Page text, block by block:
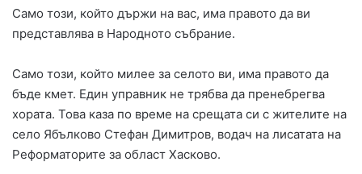
Само този, който държи на вас, има правото да ви
представлява в Народното събрание.
Само този, който милее за селото ви, има правото да
бъде кмет. Един управник не трябва да пренебрегва
хората. Това каза по време на срещата си с жителите на
село Ябълково Стефан Димитров, водач на лисатата на
Реформаторите за област Хасково.